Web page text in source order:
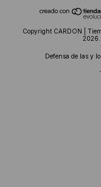
Copyright CARDON |
2026.
Defensa de las y